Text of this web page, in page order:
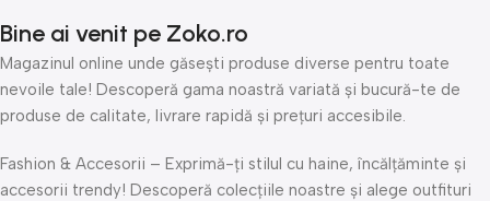
Bine ai venit pe Zoko.ro
Magazinul online unde găsești produse diverse pentru toate
nevoile tale! Descoperă gama noastră variată și bucură-te de
produse de calitate, livrare rapidă și prețuri accesibile.
Fashion & Accesorii – Exprimă-ți stilul cu haine, încălțăminte și
accesorii trendy! Descoperă colecțiile noastre și alege outfituri